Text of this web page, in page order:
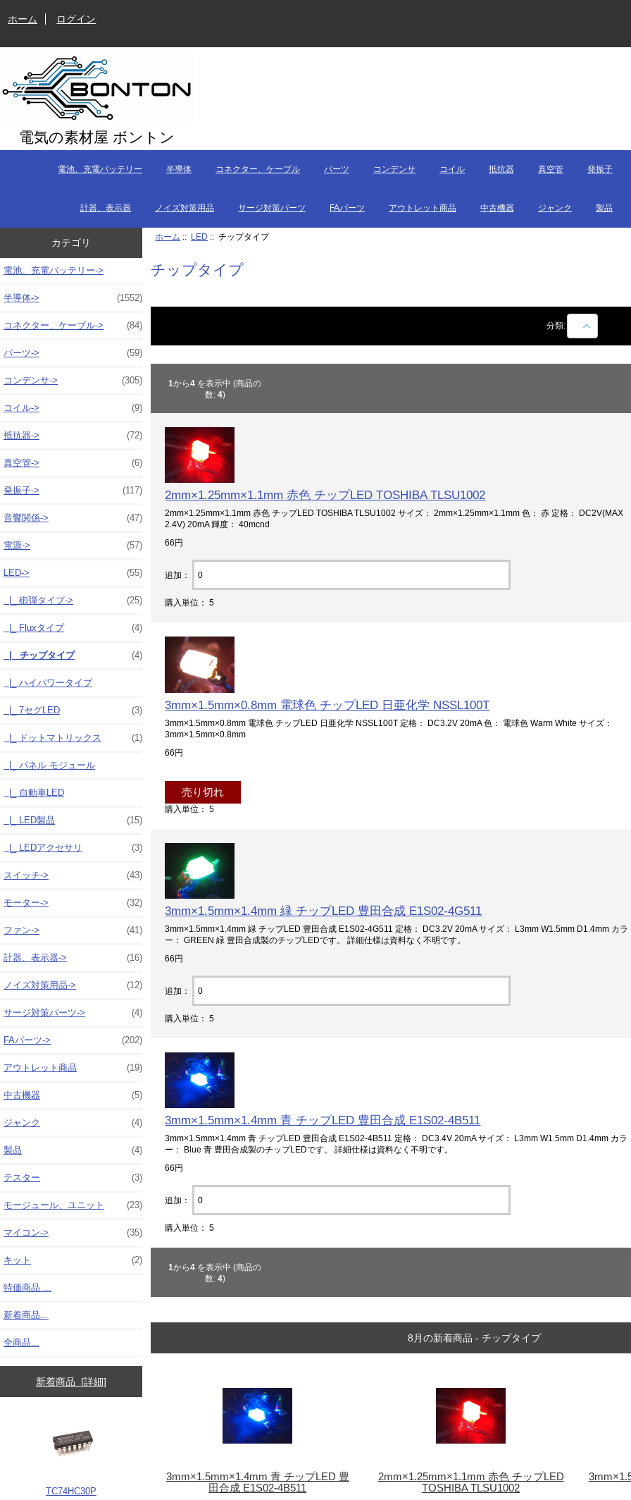
ホーム ログイン
電気の素材屋 ボントン
電池、充電バッテリー 半導体 コネクター、ケーブル パーツ コンデンサ コイル 抵抗器 真空管 発振子
計器、表示器 ノイズ対策用品 サージ対策パーツ FAパーツ アウトレット商品 中古機器 ジャンク 製品
カテゴリ
電池、充電バッテリー->
半導体-> (1552)
コネクター、ケーブル-> (84)
パーツ-> (59)
コンデンサ-> (305)
コイル-> (9)
抵抗器-> (72)
真空管-> (6)
発振子-> (117)
音響関係-> (47)
電源-> (57)
LED-> (55)
|_ 砲弾タイプ-> (25)
|_ Fluxタイプ (4)
|_ チップタイプ (4)
|_ ハイパワータイプ
|_ 7セグLED (3)
|_ ドットマトリックス (1)
|_ パネル モジュール
|_ 自動車LED
|_ LED製品 (15)
|_ LEDアクセサリ (3)
スイッチ-> (43)
モーター-> (32)
ファン-> (41)
計器、表示器-> (16)
ノイズ対策用品-> (12)
サージ対策パーツ-> (4)
FAパーツ-> (202)
アウトレット商品 (19)
中古機器 (5)
ジャンク (4)
製品 (4)
テスター (3)
モージュール、ユニット (23)
マイコン-> (35)
キット (2)
特価商品 ...
新着商品...
全商品...
新着商品 [詳細]
TC74HC30P
ホーム :: LED :: チップタイプ
チップタイプ
分類:
1から4 を表示中 (商品の
数: 4)
2mm×1.25mm×1.1mm 赤色 チップLED TOSHIBA TLSU1002
2mm×1.25mm×1.1mm 赤色 チップLED TOSHIBA TLSU1002 サイズ： 2mm×1.25mm×1.1mm 色： 赤 定格： DC2V(MAX
2.4V) 20mA 輝度： 40mcnd
66円
追加：
購入単位： 5
3mm×1.5mm×0.8mm 電球色 チップLED 日亜化学 NSSL100T
3mm×1.5mm×0.8mm 電球色 チップLED 日亜化学 NSSL100T 定格： DC3.2V 20mA 色： 電球色 Warm White サイズ：
3mm×1.5mm×0.8mm
66円
売り切れ
購入単位： 5
3mm×1.5mm×1.4mm 緑 チップLED 豊田合成 E1S02-4G511
3mm×1.5mm×1.4mm 緑 チップLED 豊田合成 E1S02-4G511 定格： DC3.2V 20mA サイズ： L3mm W1.5mm D1.4mm カラ
ー： GREEN 緑 豊田合成製のチップLEDです。 詳細仕様は資料なく不明です。
66円
追加：
購入単位： 5
3mm×1.5mm×1.4mm 青 チップLED 豊田合成 E1S02-4B511
3mm×1.5mm×1.4mm 青 チップLED 豊田合成 E1S02-4B511 定格： DC3.4V 20mA サイズ： L3mm W1.5mm D1.4mm カラ
ー： Blue 青 豊田合成製のチップLEDです。 詳細仕様は資料なく不明です。
66円
追加：
購入単位： 5
1から4 を表示中 (商品の
数: 4)
8月の新着商品 - チップタイプ
3mm×1.5mm×1.4mm 青 チップLED 豊
田合成 E1S02-4B511
2mm×1.25mm×1.1mm 赤色 チップLED
TOSHIBA TLSU1002